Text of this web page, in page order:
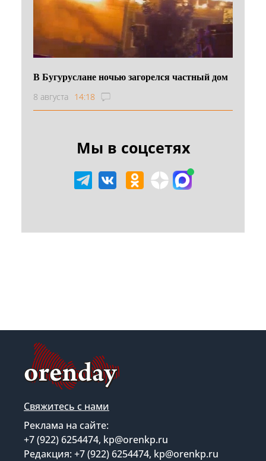
В Бугуруслане ночью загорелся частный дом
8 августа 14:18
Мы в соцсетях
Свяжитесь с нами
Реклама на сайте:
+7 (922) 6254474, kp@orenkp.ru
Редакция: +7 (922) 6254474, kp@orenkp.ru